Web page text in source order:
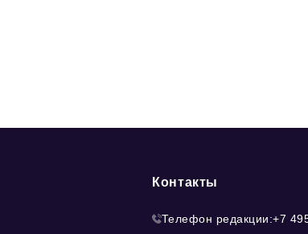
Контакты
Телефон редакции:+7